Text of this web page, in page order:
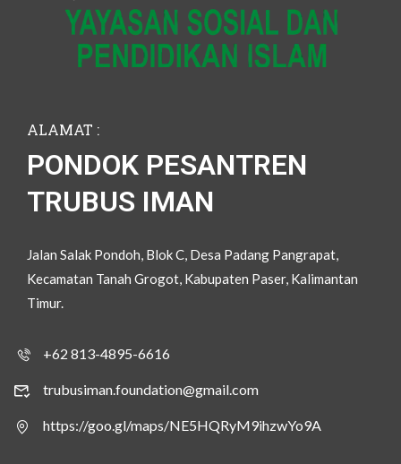
ALAMAT :
PONDOK PESANTREN
TRUBUS IMAN
Jalan Salak Pondoh, Blok C, Desa Padang Pangrapat,
Kecamatan Tanah Grogot, Kabupaten Paser, Kalimantan
Timur.
+62 813-4895-6616
trubusiman.foundation@gmail.com
https://goo.gl/maps/NE5HQRyM9ihzwYo9A